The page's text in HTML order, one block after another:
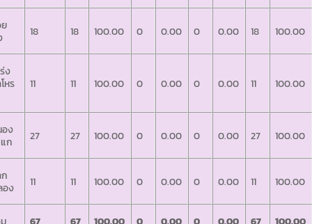
18 18 100.00 0 0.00 0 0.00 18 100.00
ง
หร
11 11 100.00 0 0.00 0 0.00 11 100.00
ง
ก
27 27 100.00 0 0.00 0 0.00 27 100.00
ง
11 11 100.00 0 0.00 0 0.00 11 100.00
67 67 100.00 0 0.00 0 0.00 67 100.00